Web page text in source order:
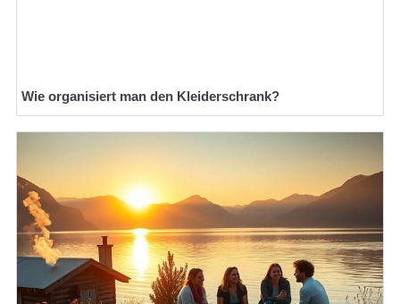
Wie organisiert man den Kleiderschrank?